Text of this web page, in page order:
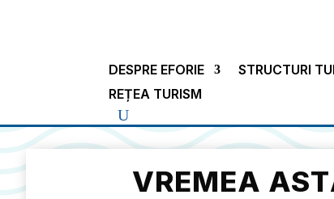
DESPRE EFORIE STRUCTURI
REȚEA TURISM
VREMEA